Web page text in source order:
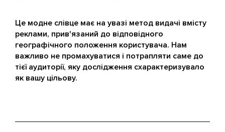
Це модне слівце має на увазі метод видачі вмісту
реклами, прив'язаний до відповідного
географічного положення користувача. Нам
важливо не промахуватися і потрапляти саме до
тієї аудиторії, яку дослідження схарактеризувало
як вашу цільову.